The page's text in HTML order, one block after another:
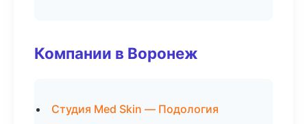
Компании в Воронеж
Студия Med Skin — Подология